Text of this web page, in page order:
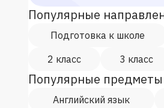
Популярные
Подготовка к школе
2 класс
3 класс
Популярные предметы
Английский язык